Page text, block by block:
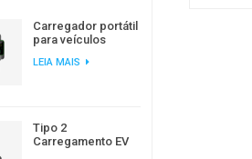
Carregador portátil
para veículos
Workersbee IEC
LEIA MAIS
Tipo 2
Carregamento EV